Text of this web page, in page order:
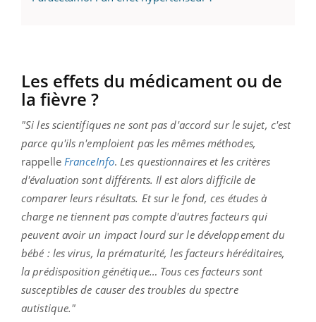
Les effets du médicament ou de
la fièvre ?
"Si les scientifiques ne sont pas d'accord sur le sujet, c'est
parce qu'ils n'emploient pas les mêmes méthodes,
rappelle FranceInfo. Les questionnaires et les critères
d'évaluation sont différents. Il est alors difficile de
comparer leurs résultats. Et sur le fond, ces études à
charge ne tiennent pas compte d'autres facteurs qui
peuvent avoir un impact lourd sur le développement du
bébé : les virus, la prématurité, les facteurs héréditaires,
la prédisposition génétique… Tous ces facteurs sont
susceptibles de causer des troubles du spectre
autistique."